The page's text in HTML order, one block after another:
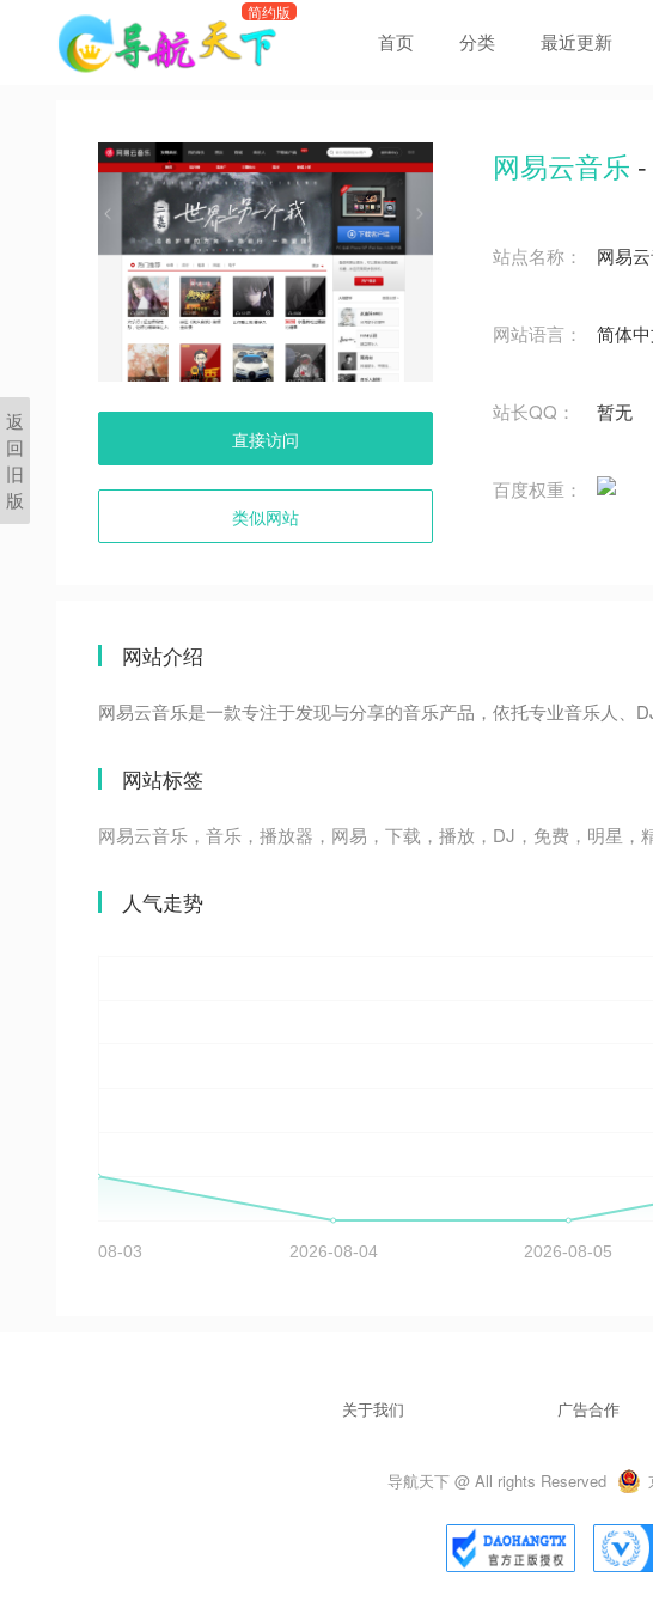
首页 分类 最近更新
直接访问
类似网站
网易云音乐
站点名称： 网易
网站语言： 简体
站长QQ： 暂无
百度权重：
网站介绍
网易云音乐是一款专注于发现与分享的音乐产品，依托专业音乐人、
网站标签
网易云音乐，音乐，播放器，网易，下载，播放，DJ，免费，明星
人气走势
关于我们 广告合作
导航天下 @ All rights Reserved
返
回
旧
版